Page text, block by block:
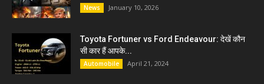
News January 10, 2026
Toyota Fortuner vs Ford Endeavour: देखें कौन
सी कार हैं आपके...
Automobile April 21, 2024